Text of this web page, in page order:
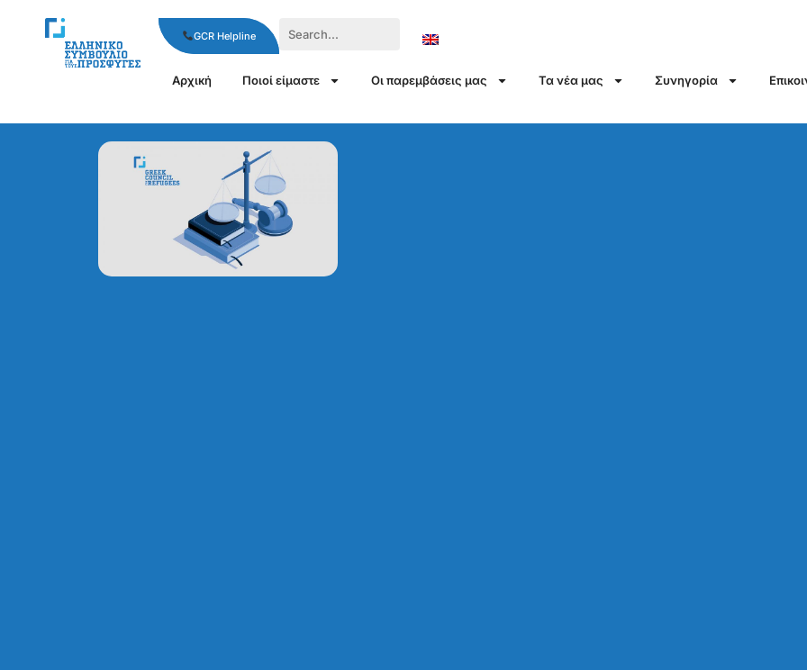
GCR Helpline
Αρχική Ποιοί είμαστε Οι παρεμβάσεις μας Τα νέα μας Συνηγορία